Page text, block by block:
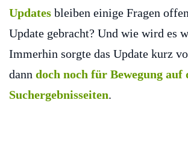
Updates bleiben einige Fragen
Update gebracht? Und wie wird es
Immerhin sorgte das Update kurz
dann doch noch für Bewegung auf
Suchergebnisseiten.